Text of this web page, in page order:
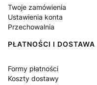
Twoje zamówienia
Ustawienia konta
Przechowalnia
PŁATNOŚCI I DOSTAWA
Formy płatności
Koszty dostawy